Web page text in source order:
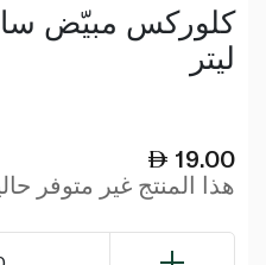
ليتر
19.00
هذا المنتج غير متوفر